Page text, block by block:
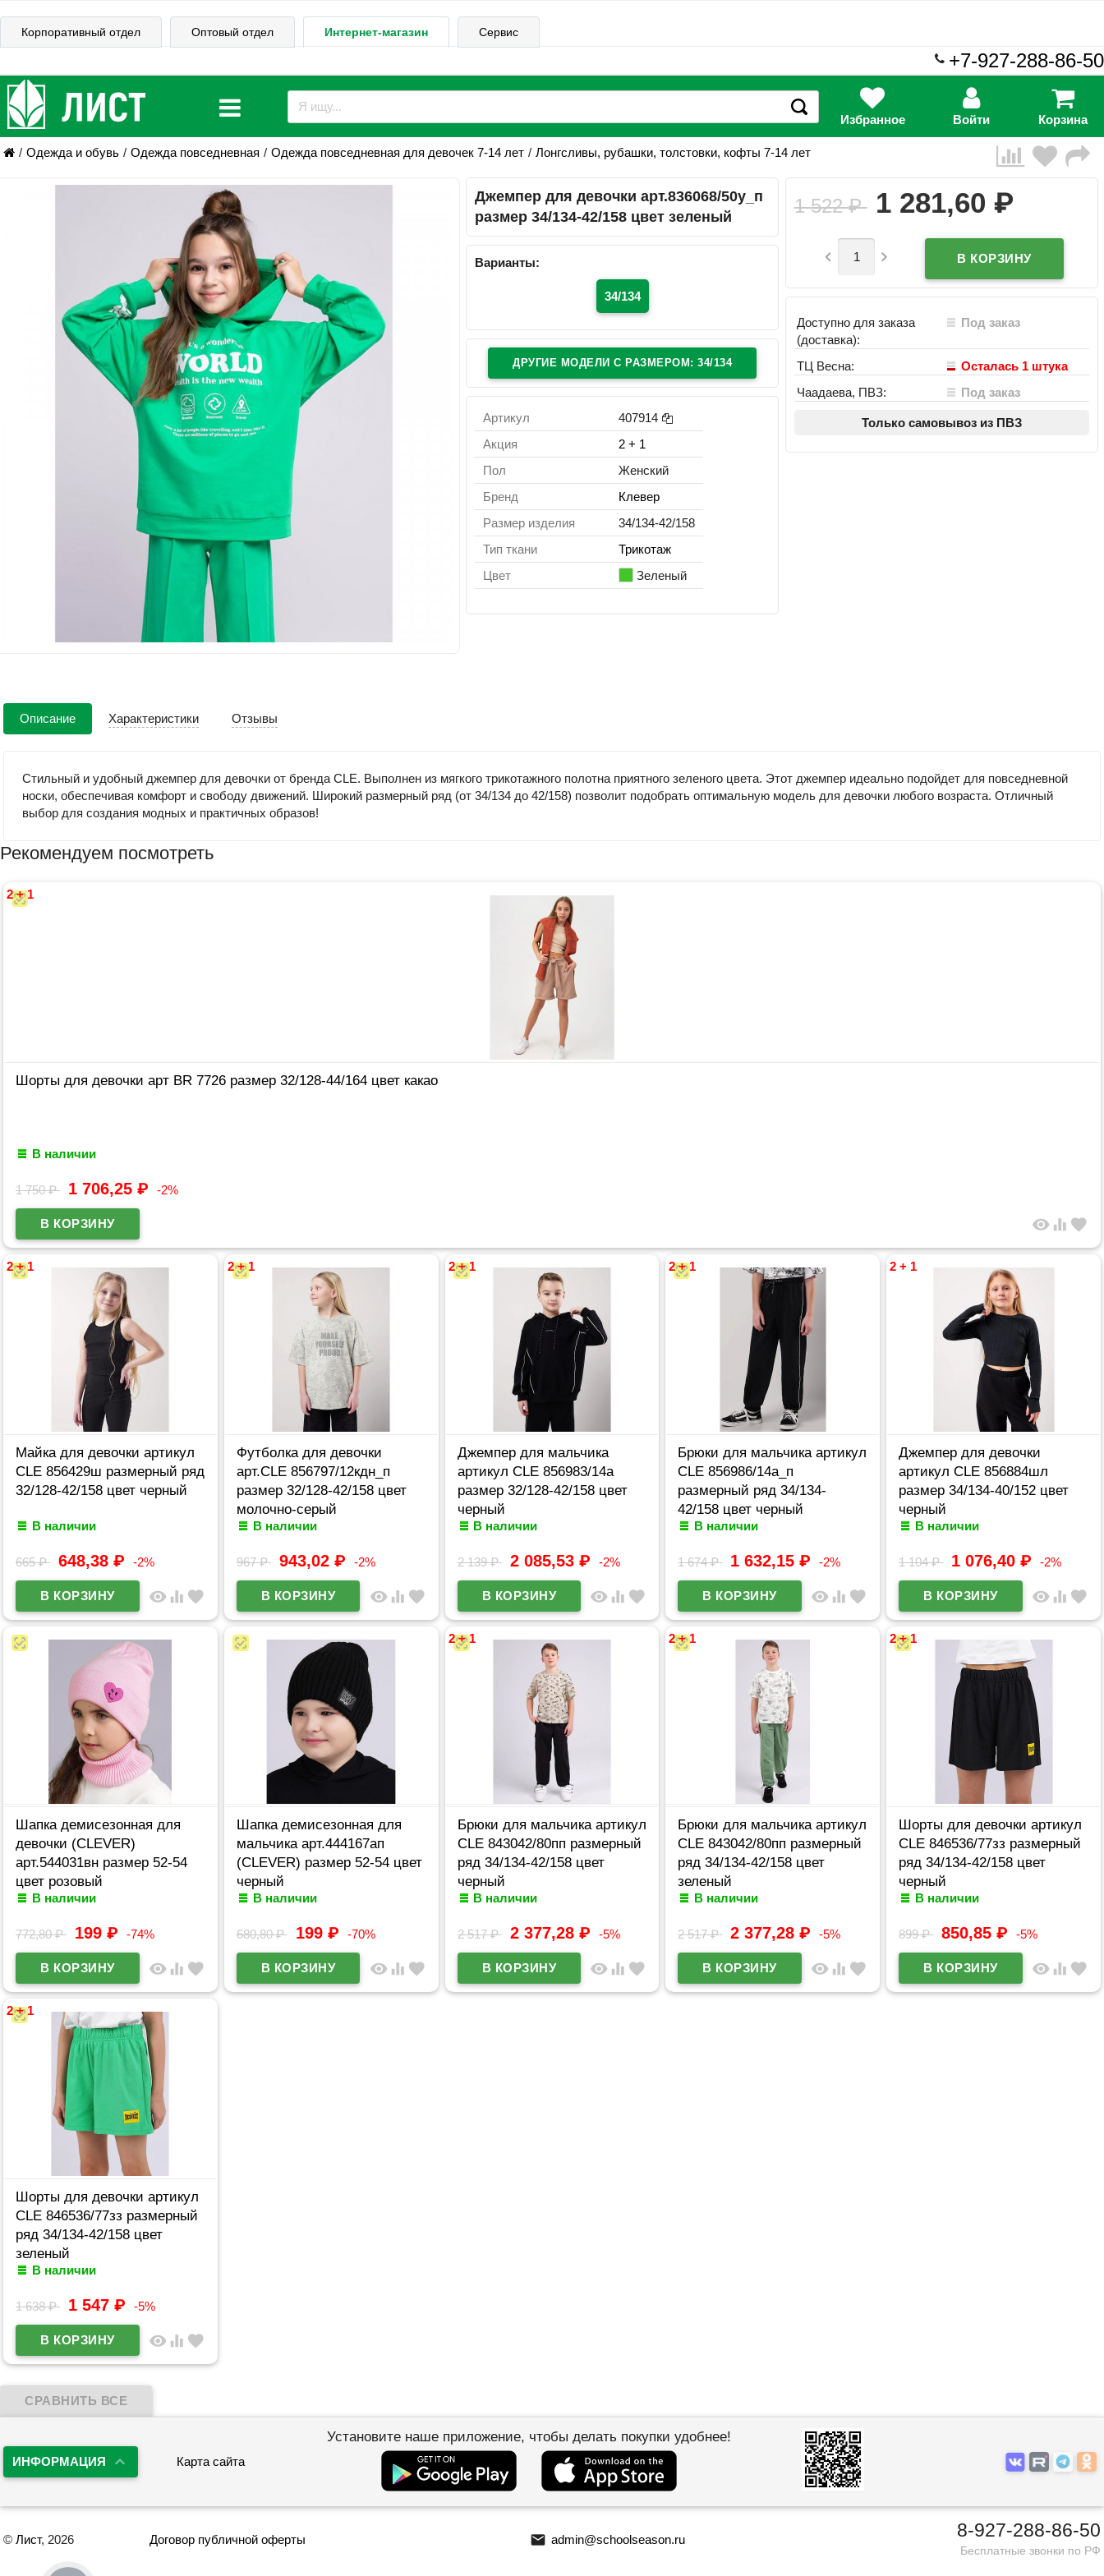
Корпоративный отдел Оптовый отдел Интернет-магазин Сервис
+7-927-288-86-50
Избранное Войти Корзина
Одежда и обувь Одежда повседневная Одежда повседневная для девочек 7-14 лет Лонгсливы, рубашки, толстовки, кофты 7-14 лет
Джемпер для девочки арт.836068/50у_п
размер 34/134-42/158 цвет зеленый
Варианты:
34/134
ДРУГИЕ МОДЕЛИ C РАЗМЕРОМ: 34/134
Артикул
407914
Акция
2 + 1
Пол
Женский
Бренд
Клевер
Размер изделия
34/134-42/158
Тип ткани
Трикотаж
Цвет
Зеленый
1 522₽ 1 281,60 ₽
 
Доступно для заказа
(доставка):
Под заказ
ТЦ Весна:
Осталась 1 штука
Чаадаева, ПВЗ:
Под заказ
Только самовывоз из ПВЗ
Описание Характеристики Отзывы
Стильный и удобный джемпер для девочки от бренда CLE. Выполнен из мягкого трикотажного полотна приятного зеленого цвета. Этот джемпер идеально подойдет для повседневной
носки, обеспечивая комфорт и свободу движений. Широкий размерный ряд (от 34/134 до 42/158) позволит подобрать оптимальную модель для девочки любого возраста. Отличный
выбор для создания модных и практичных образов!
Рекомендуем посмотреть
2 + 1
Шорты для девочки арт BR 7726 размер 32/128-44/164 цвет какао
В наличии
1 750₽ 1 706,25 ₽ -2%
visibility equalizer favorite
2 + 1
Майка для девочки артикул
CLE 856429ш размерный ряд
32/128-42/158 цвет черный
В наличии
665₽ 648,38 ₽ -2%
visibility equalizer favorite
2 + 1
Футболка для девочки
арт.CLE 856797/12кдн_п
размер 32/128-42/158 цвет
молочно-серый
В наличии
967₽ 943,02 ₽ -2%
visibility equalizer favorite
2 + 1
Джемпер для мальчика
артикул CLE 856983/14а
размер 32/128-42/158 цвет
черный
В наличии
2 139₽ 2 085,53 ₽ -2%
visibility equalizer favorite
2 + 1
Брюки для мальчика артикул
CLE 856986/14а_п
размерный ряд 34/134-
42/158 цвет черный
В наличии
1 674₽ 1 632,15₽ -2%
visibility equalizer favorite
2 + 1
Джемпер для девочки
артикул CLE 856884шл
размер 34/134-40/152 цвет
черный
В наличии
1 104₽ 1 076,40₽ -2%
visibility equalizer favorite
Шапка демисезонная для
девочки (CLEVER)
арт.544031вн размер 52-54
цвет розовый
В наличии
772,80₽ 199 ₽ -74%
visibility equalizer favorite
Шапка демисезонная для
мальчика арт.444167ап
(CLEVER) размер 52-54 цвет
черный
В наличии
680,80₽ 199 ₽ -70%
visibility equalizer favorite
2 + 1
Брюки для мальчика артикул
CLE 843042/80пп размерный
ряд 34/134-42/158 цвет
черный
В наличии
2 517₽ 2 377,28 ₽ -5%
visibility equalizer favorite
2 + 1
Брюки для мальчика артикул
CLE 843042/80пп размерный
ряд 34/134-42/158 цвет
зеленый
В наличии
2 517₽ 2 377,28₽ -5%
visibility equalizer favorite
2 + 1
Шорты для девочки артикул
CLE 846536/77зз размерный
ряд 34/134-42/158 цвет
черный
В наличии
899₽ 850,85₽ -5%
visibility equalizer favorite
2 + 1
Шорты для девочки артикул
CLE 846536/77зз размерный
ряд 34/134-42/158 цвет
зеленый
В наличии
1 638₽ 1 547 ₽ -5%
visibility equalizer favorite
ИНФОРМАЦИЯ Карта сайта
Установите наше приложение, чтобы делать покупки удобнее!
© Лист, 2026 Договор публичной оферты email admin@schoolseason.ru 8-927-288-86-50
Бесплатные звонки по РФ